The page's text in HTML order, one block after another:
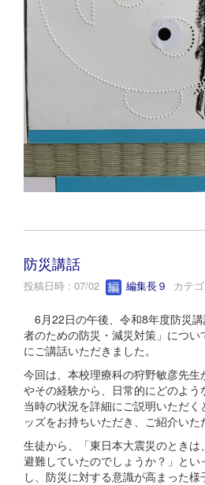
防災講話
投稿日時 : 07/02 編集長９ カテ
6月22日の午後、令和8年度防災
者のための防災・減災対策」につい
にご講話いただきました。
今回は、本校理療科の狩野敏彦先
やその経験から、日常的にどのよう
当時の状況を詳細にご説明いただ
ッズをお持ちいただき、ご紹介いた
生徒から、「東日本大震災のときは
避難していたのでしょうか？」と
し、防災に対する意識が高まった様